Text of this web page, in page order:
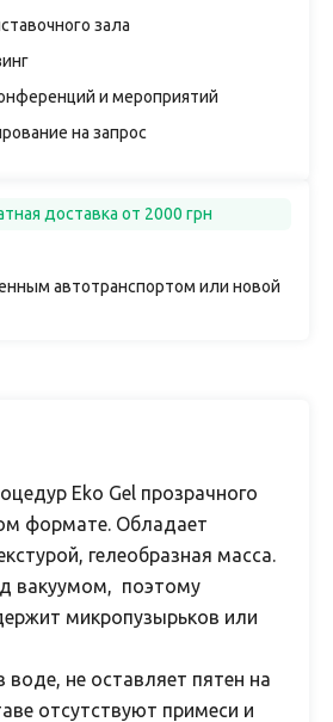
зала
и мероприятий
на запрос
автотранспортом или новой
доставка от 2000 грн
Eko Gel прозрачного
формате. Обладает
гелеобразная масса.
вакуумом, поэтому
микропузырьков или
воде, не оставляет пятен на
отсутствуют примеси и